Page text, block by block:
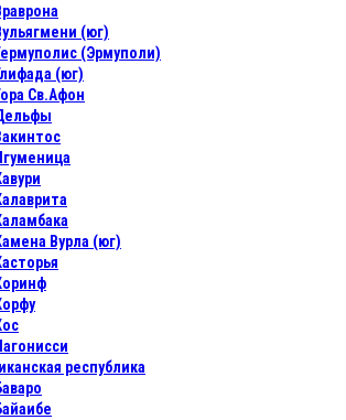
(юг)
(Эрмуполи)
(юг)
Св.Афон
Вурла (юг)
республика